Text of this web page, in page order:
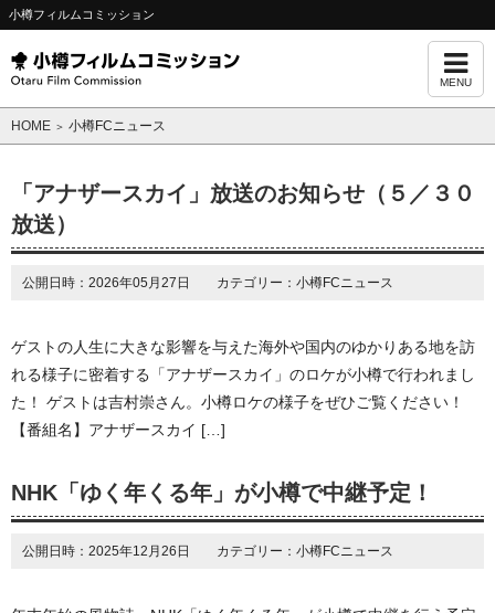
小樽フィルムコミッション
MENU
HOME ＞ 小樽FCニュース
「アナザースカイ」放送のお知らせ（５／３０
放送）
公開日時：2026年05月27日 カテゴリー：小樽FCニュース
ゲストの人生に大きな影響を与えた海外や国内のゆかりある地を訪
れる様子に密着する「アナザースカイ」のロケが小樽で行われまし
た！ ゲストは吉村崇さん。小樽ロケの様子をぜひご覧ください！
【番組名】アナザースカイ […]
NHK「ゆく年くる年」が小樽で中継予定！
公開日時：2025年12月26日 カテゴリー：小樽FCニュース